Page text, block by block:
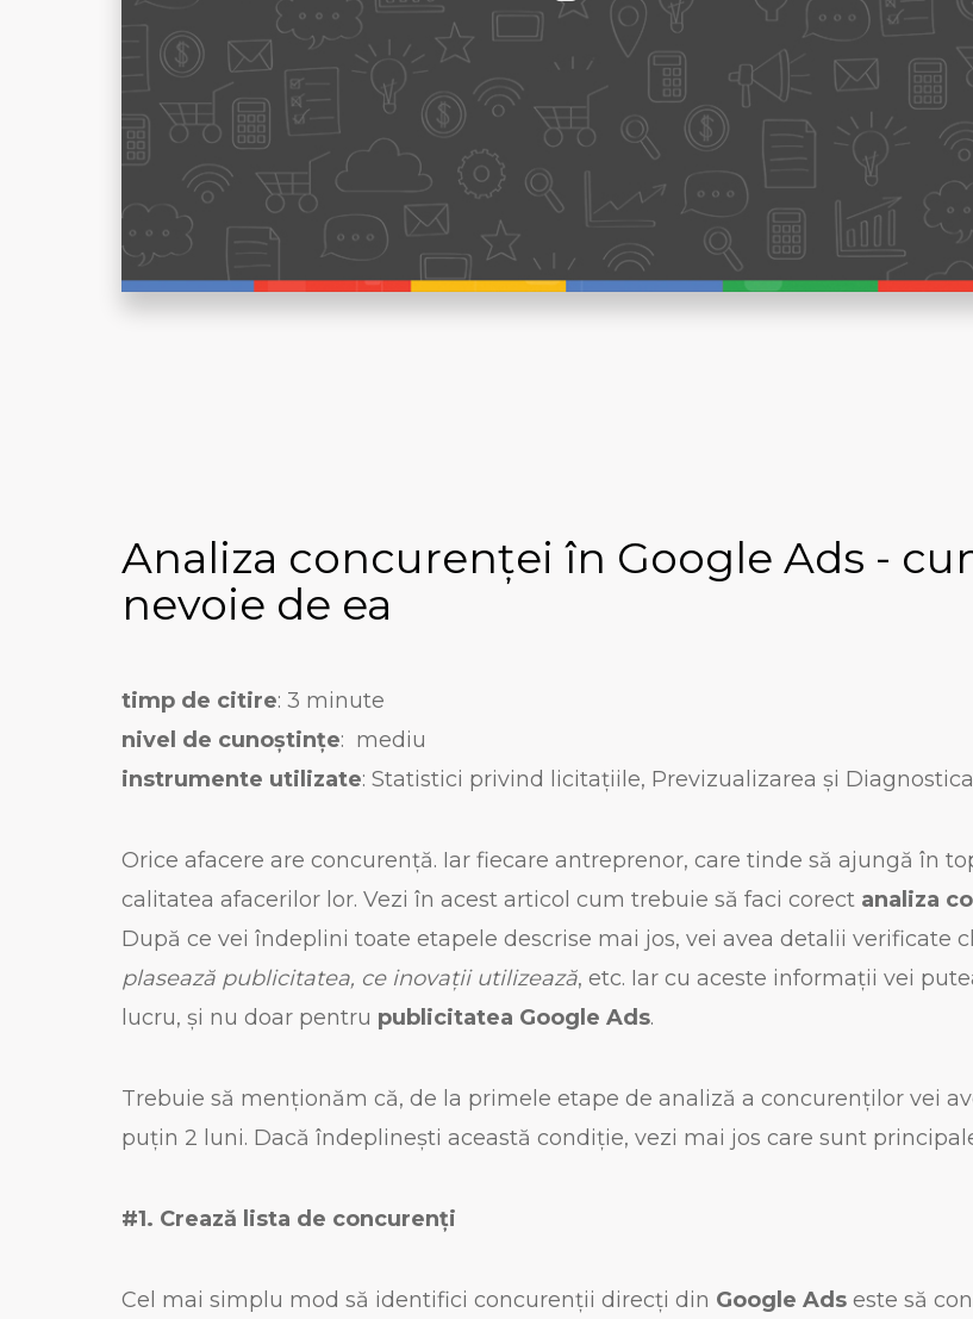
Analiza concurenței în Google Ads -
nevoie de ea
timp de citire: 3 minute
nivel de cunoștințe: mediu
instrumente utilizate: Statistici privind licitațiile, Previzualizarea și
Orice afacere are concurență. Iar fiecare antreprenor, care tinde să ajungă în
calitatea afacerilor lor. Vezi în acest articol cum trebuie să faci corect analiza
După ce vei îndeplini toate etapele descrise mai jos, vei avea detalii verificate
plasează publicitatea, ce inovații utilizează, etc. Iar cu aceste informații vei
lucru, și nu doar pentru publicitatea Google Ads.
Trebuie să menționăm că, de la primele etape de analiză a concurenților vei
puțin 2 luni. Dacă îndeplinești această condiție, vezi mai jos care sunt
#1. Crează lista de concurenți
Cel mai simplu mod să identifici concurenții direcți din Google Ads este să